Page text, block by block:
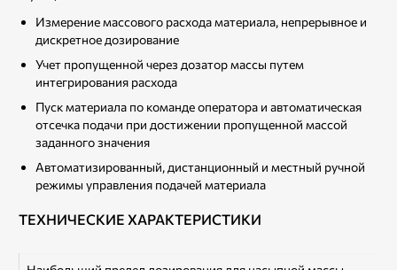
Измерение массового расхода материала, непрерывное и
дискретное дозирование
Учет пропущенной через дозатор массы путем
интегрирования расхода
Пуск материала по команде оператора и автоматическая
отсечка подачи при достижении пропущенной массой
заданного значения
Автоматизированный, дистанционный и местный ручной
режимы управления подачей материала
ТЕХНИЧЕСКИЕ ХАРАКТЕРИСТИКИ